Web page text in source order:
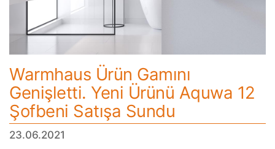
Warmhaus Ürün Gamını
Genişletti. Yeni Ürünü Aquwa 12
Şofbeni Satışa Sundu
23.06.2021